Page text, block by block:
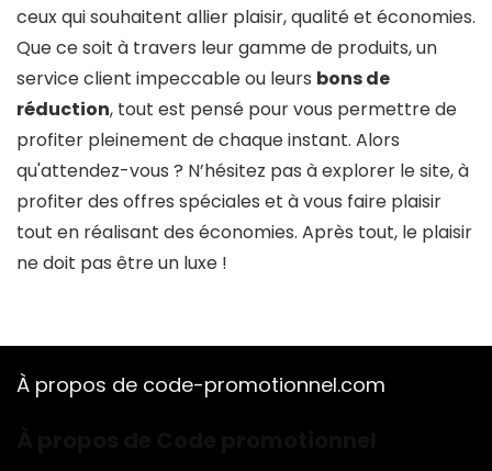
ceux qui souhaitent allier plaisir, qualité et économies.
Que ce soit à travers leur gamme de produits, un
service client impeccable ou leurs bons de
réduction, tout est pensé pour vous permettre de
profiter pleinement de chaque instant. Alors
qu'attendez-vous ? N’hésitez pas à explorer le site, à
profiter des offres spéciales et à vous faire plaisir
tout en réalisant des économies. Après tout, le plaisir
ne doit pas être un luxe !
À propos de code-promotionnel.com